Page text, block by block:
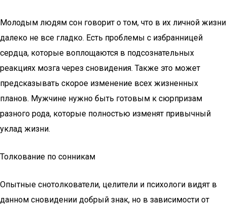
Молодым людям сон говорит о том, что в их личной жизни
далеко не все гладко. Есть проблемы с избранницей
сердца, которые воплощаются в подсознательных
реакциях мозга через сновидения. Также это может
предсказывать скорое изменение всех жизненных
планов. Мужчине нужно быть готовым к сюрпризам
разного рода, которые полностью изменят привычный
уклад жизни.
Толкование по сонникам
Опытные снотолкователи, целители и психологи видят в
данном сновидении добрый знак, но в зависимости от